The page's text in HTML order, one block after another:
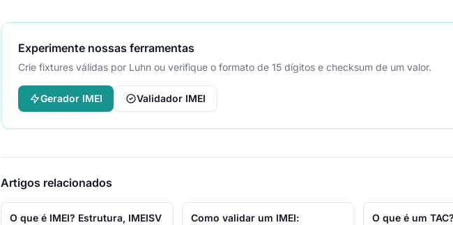
Experimente nossas ferramentas
Crie fixtures válidas por Luhn ou verifique o formato de 15 dígitos e checksum de um valor.
Gerador IMEI Validador IMEI
Artigos relacionados
O que é IMEI? Estrutura, IMEISV
Como validar um IMEI:
O que é um